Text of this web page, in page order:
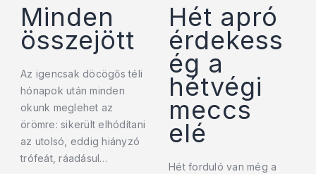
Minden
összejött
Az igencsak döcögős téli
hónapok után minden
okunk meglehet az
örömre: sikerült elhódítani
az utolsó, eddig hiányzó
trófeát, ráadásul…
Hét apró
érdekess
ég a
hétvégi
meccs
elé
Hét forduló van még a